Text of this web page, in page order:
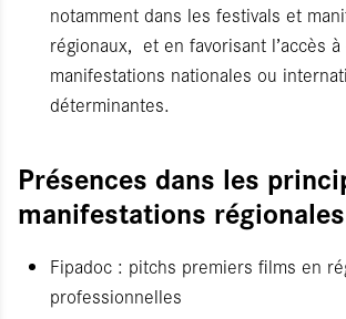
notamment dans les festivals et
régionaux, et en favorisant l’accès à
manifestations nationales ou
déterminantes.
Présences dans les
manifestations
Fipadoc : pitchs premiers films en
professionnelles